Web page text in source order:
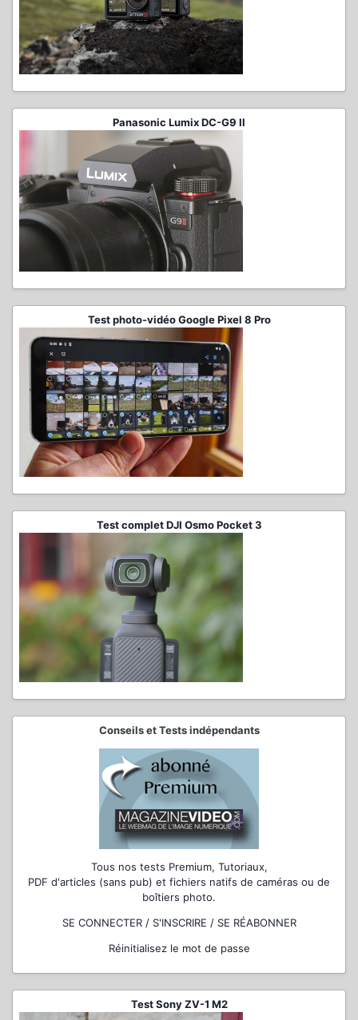
Panasonic Lumix DC-G9 II
Test photo-vidéo Google Pixel 8 Pro
Test complet DJI Osmo Pocket 3
Conseils et Tests indépendants
Tous nos tests Premium, Tutoriaux,
PDF d'articles (sans pub) et fichiers natifs de caméras ou de
boîtiers photo.
SE CONNECTER / S'INSCRIRE / SE RÉABONNER
Réinitialisez le mot de passe
Test Sony ZV-1 M2